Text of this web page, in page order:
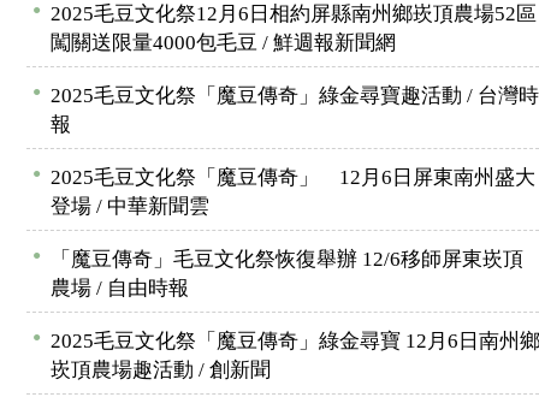
●
2025毛豆文化祭12月6日相約屏縣南州鄉崁頂農場52區
闖關送限量4000包毛豆 / 鮮週報新聞網
●
2025毛豆文化祭「魔豆傳奇」綠金尋寶趣活動 / 台灣時
報
●
2025毛豆文化祭「魔豆傳奇」 12月6日屏東南州盛大
登場 / 中華新聞雲
●
「魔豆傳奇」毛豆文化祭恢復舉辦 12/6移師屏東崁頂
農場 / 自由時報
●
2025毛豆文化祭「魔豆傳奇」綠金尋寶 12月6日南州鄉
崁頂農場趣活動 / 創新聞